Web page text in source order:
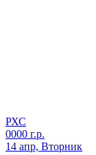
РХС
0000 г.р.
14 апр, Вторник